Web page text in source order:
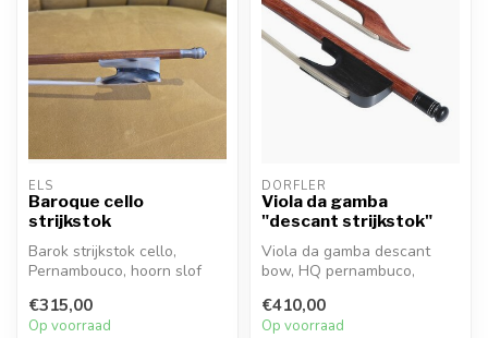
ELS
Baroque cello
strijkstok
Barok strijkstok cello,
Pernambouco, hoorn slof
€315,00
Op voorraad
DÖRFLER
Viola da gamba
"descant strijkstok"
Viola da gamba descant
bow, HQ pernambuco,
cm totale...
€410,00
Op voorraad